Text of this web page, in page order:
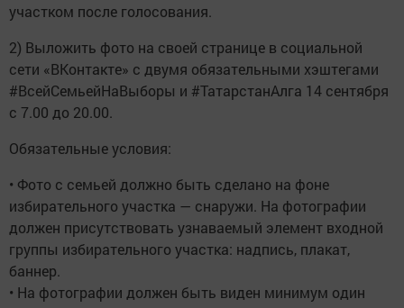
участком после голосования.
2) Выложить фото на своей странице в социальной
сети «ВКонтакте» с двумя обязательными хэштегами
#ВсейСемьейНаВыборы и #ТатарстанАлга 14 сентября
с 7.00 до 20.00.
Обязательные условия:
• Фото с семьей должно быть сделано на фоне
избирательного участка — снаружи. На фотографии
должен присутствовать узнаваемый элемент входной
группы избирательного участка: надпись, плакат,
баннер.
• На фотографии должен быть виден минимум один